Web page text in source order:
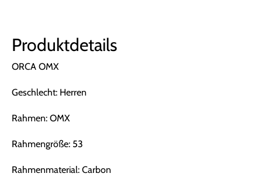
Produktdetails
ORCA OMX
Geschlecht: Herren
Rahmen: OMX
Rahmengröße: 53
Rahmenmaterial: Carbon